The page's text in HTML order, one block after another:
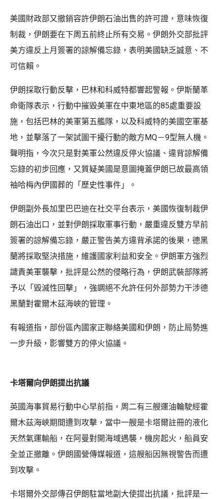
美國財政部又撤銷容許伊朗石油出售的許可證，意味恢復
制裁，伊朗要在下周五前終止所有交易。伊朗外交部批評
美方違反上月簽署的諒解備忘錄，表明美國缺乏誠意、不
可信賴。
伊朗採取行動反擊，巴林和科威特都響起警報。伊斯蘭革
命衛隊表示，行動中摧毀美軍在中東地區的85處重要設
施，包括巴林的美軍第五艦隊，以及科威特的美國空軍基
地，並擊落了一架試圖干擾行動的敵方MQ－9型無人機。
聲明指，今次只是對美軍公然違反停火協議、違背諒解備
忘錄的初步回應，又質疑美國是意圖掩蓋伊朗已故最高領
袖哈梅內伊國葬的「歷史性事件」。
伊朗副外長加里巴巴迪在社交平台表示，美國恢復制裁伊
朗石油出口，並對伊朗採取軍事行動，嚴重違反雙方早前
簽署的諒解備忘錄，嚴正警告美方違背承諾的後果，德黑
蘭將採取堅決措施，維護國家利益和安全。伊朗軍方強烈
譴責美軍襲擊，批評是公然的侵略行為，伊朗武裝部隊將
予以「毀滅性回擊」，強調絕不允許任何外部勢力干涉德
黑蘭對霍爾木茲海峽的管理。
有報道指，部份區內國家正聯絡美國和伊朗，防止局勢進
一步升級，影響雙方的停火協議。
卡塔爾向伊朗提出抗議
英國海事貿易行動中心早前指，周二有三艘運油輪駛經霍
爾木茲海峽期間遭到攻擊，當中一艘是卡塔爾註冊的液化
天然氣運輸船，在阿曼對開海域遇襲，機房起火，船員安
全並正撤離。伊朗國營傳媒報道，這艘船因無視警告而遭
到攻擊。
卡塔爾外交部傳召伊朗駐當地副大使提出抗議，批評是一